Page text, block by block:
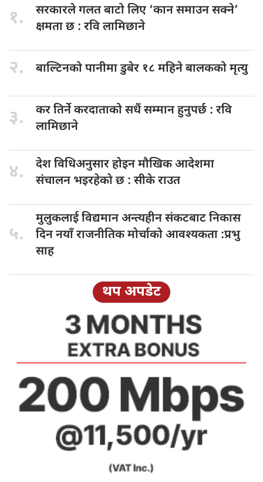
१. सरकारले गलतबाटो लिए ‘कान समाउन सक्ने’
क्षमता छ : रवि लामिछाने
२. बाल्टिनको पानीमाडुबेर १८ महिने बालकको मृत्यु
३. कर तिर्नेकरदाताको सधैं सम्मान हुनुपर्छ : रवि
लामिछाने
४. देश विधिअनुसारहोइन मौखिक आदेशमा
संचालन भइरहेको छ : सीके राउत
५.
मुलुकलाई विद्यमानअन्त्यहीन संकटबाट निकास
दिन नयाँ राजनीतिक मोर्चाको आवश्यकता :प्रभु
साह
थप अपडेट